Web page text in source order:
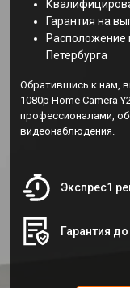
Гарантия на
Расположение
Петербурга
Обратившись к нам,
1080p Home Camera
профессионалами,
видеонаблюдения.
Экспрес1
Гарантия